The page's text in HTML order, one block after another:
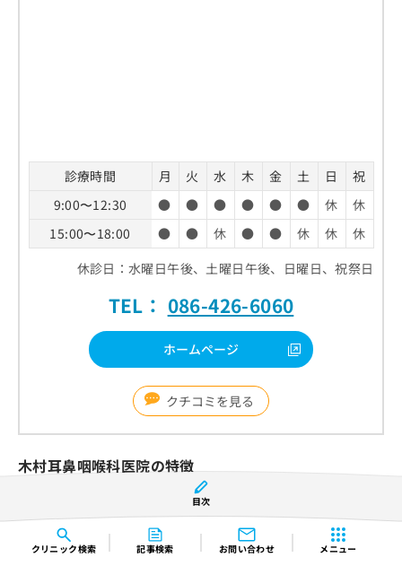
クリニック検索 記事検索 お問い合わせ メニュー
診療時間 月 火 水 木 金 土 日
祝
9:00〜12:30
● ● ● ● ● ● 休
休
15:00〜18:00
● ● 休 ● ● 休 休
休
休診日：水曜日午後、土曜日午後、日曜日、祝祭日
TEL： 086-426-6060
ホームページ
クチコミを見る
木村耳鼻咽喉科医院の特徴
土曜日も12時30分まで診療実施
さまざまな疾患に対応
目次